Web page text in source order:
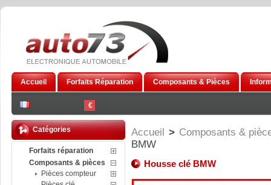
€
Accueil Forfaits Réparation Composants & Pièces
Catégories
Forfaits réparation
Composants & pièces
Pièces compteur
Accueil > Composants &
BMW
Housse clé BMW